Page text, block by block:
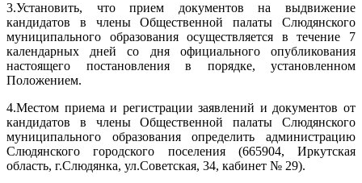
3.Установить, что прием документов на выдвижение
кандидатов в члены Общественной палаты Слюдянского
муниципального образования осуществляется в течение 7
календарных дней со дня официального опубликования
настоящего постановления в порядке, установленном
Положением.
4.Местом приема и регистрации заявлений и документов от
кандидатов в члены Общественной палаты Слюдянского
муниципального образования определить администрацию
Слюдянского городского поселения (665904, Иркутская
область, г.Слюдянка, ул.Советская, 34, кабинет № 29).